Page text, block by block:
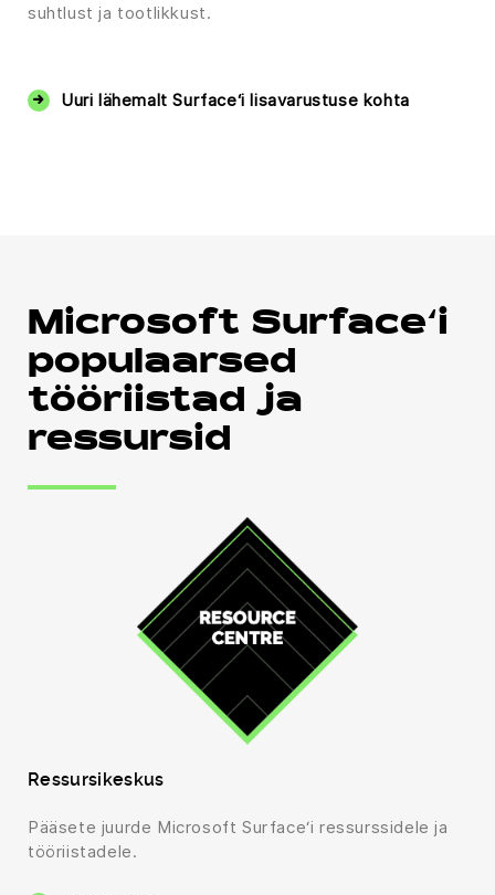
suhtlust ja tootlikkust.
Uuri lähemalt Surface‘i lisavarustuse kohta
Microsoft Surface‘i
populaarsed
tööriistad ja
ressursid
Ressursikeskus
Pääsete juurde Microsoft Surface‘i ressurssidele ja
tööriistadele.